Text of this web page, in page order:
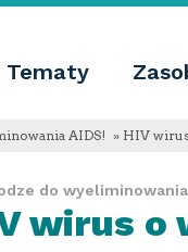
Tematy
Educational
AIDS! » HIV
do wyeliminowania
wirus o